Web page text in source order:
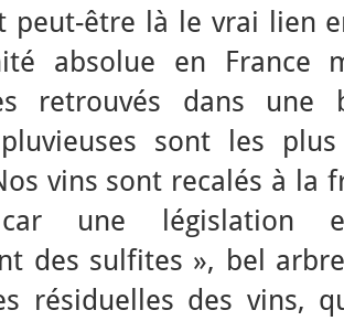
peut-être là le vrai lien
absolue en France
retrouvés dans une
sont les
vins sont recalés à la
une législation
des sulfites », bel
résiduelles des vins,